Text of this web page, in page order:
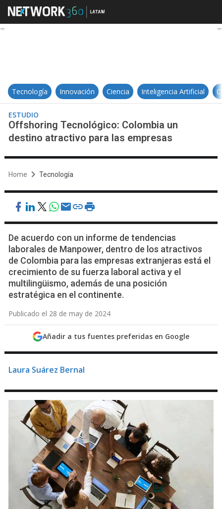
Offshoring Tecnológico:
Tecnología Innovación Ciencia Inteligencia Artificial
ESTUDIO
Offshoring Tecnológico: Colombia un
destino atractivo para las empresas
Home Tecnología
De acuerdo con un informe de tendencias
laborales de Manpower, dentro de los atractivos
de Colombia para las empresas extranjeras está el
crecimiento de su fuerza laboral activa y el
multilingüismo, además de una posición
estratégica en el continente.
Publicado el 28 de may de 2024
Añadir a tus fuentes preferidas en Google
Laura Suárez Bernal